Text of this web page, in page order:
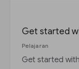
Get started
Pelajaran
Get started